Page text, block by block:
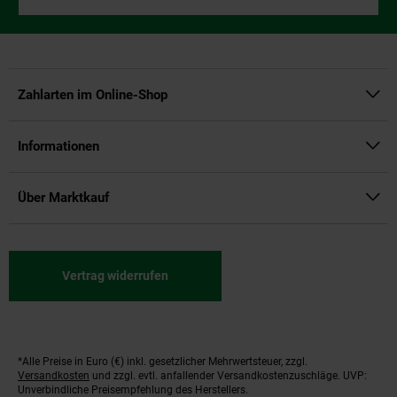
Zahlarten im Online-Shop
Informationen
Über Marktkauf
Vertrag widerrufen
Fußnoten
*Alle Preise in Euro (€) inkl. gesetzlicher Mehrwertsteuer, zzgl.
Versandkosten und zzgl. evtl. anfallender Versandkostenzuschläge. UVP:
Unverbindliche Preisempfehlung des Herstellers.